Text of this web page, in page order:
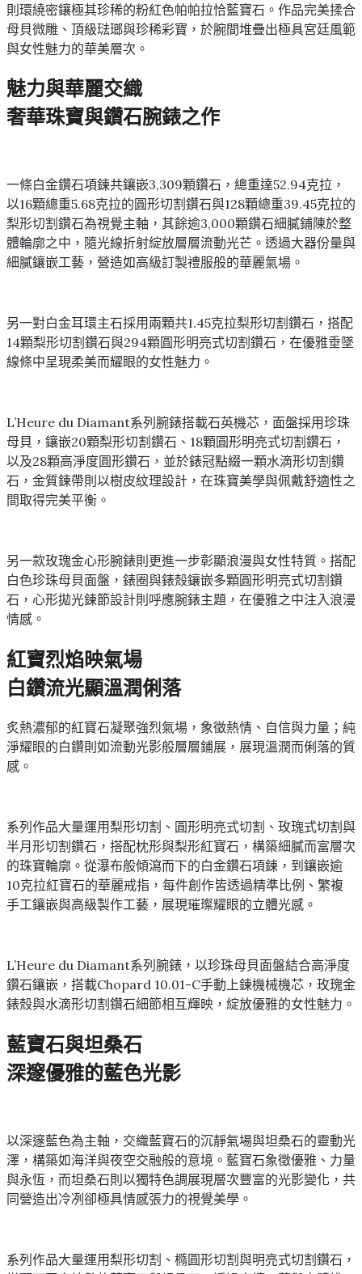
則環繞密鑲極其珍稀的粉紅色帕帕拉恰藍寶石。作品完美揉合
母貝微雕、頂級琺瑯與珍稀彩寶，於腕間堆疊出極具宮廷風範
與女性魅力的華美層次。
魅力與華麗交織
奢華珠寶與鑽石腕錶之作
一條白金鑽石項鍊共鑲嵌3,309顆鑽石，總重達52.94克拉，
以16顆總重5.68克拉的圓形切割鑽石與128顆總重39.45克拉的
梨形切割鑽石為視覺主軸，其餘逾3,000顆鑽石細膩鋪陳於整
體輪廓之中，隨光線折射綻放層層流動光芒。透過大器份量與
細膩鑲嵌工藝，營造如高級訂製禮服般的華麗氣場。
另一對白金耳環主石採用兩顆共1.45克拉梨形切割鑽石，搭配
14顆梨形切割鑽石與294顆圓形明亮式切割鑽石，在優雅垂墜
線條中呈現柔美而耀眼的女性魅力。
L’Heure du Diamant系列腕錶搭載石英機芯，面盤採用珍珠
母貝，鑲嵌20顆梨形切割鑽石、18顆圓形明亮式切割鑽石，
以及28顆高淨度圓形鑽石，並於錶冠點綴一顆水滴形切割鑽
石，金質鍊帶則以樹皮紋理設計，在珠寶美學與佩戴舒適性之
間取得完美平衡。
另一款玫瑰金心形腕錶則更進一步彰顯浪漫與女性特質。搭配
白色珍珠母貝面盤，錶圈與錶殼鑲嵌多顆圓形明亮式切割鑽
石，心形拋光鍊節設計則呼應腕錶主題，在優雅之中注入浪漫
情感。
紅寶烈焰映氣場
白鑽流光顯溫潤俐落
炙熱濃郁的紅寶石凝聚強烈氣場，象徵熱情、自信與力量；純
淨耀眼的白鑽則如流動光影般層層鋪展，展現溫潤而俐落的質
感。
系列作品大量運用梨形切割、圓形明亮式切割、玫瑰式切割與
半月形切割鑽石，搭配枕形與梨形紅寶石，構築細膩而富層次
的珠寶輪廓。從瀑布般傾瀉而下的白金鑽石項鍊，到鑲嵌逾
10克拉紅寶石的華麗戒指，每件創作皆透過精準比例、繁複
手工鑲嵌與高級製作工藝，展現璀璨耀眼的立體光感。
L’Heure du Diamant系列腕錶，以珍珠母貝面盤結合高淨度
鑽石鑲嵌，搭載Chopard 10.01-C手動上鍊機械機芯，玫瑰金
錶殼與水滴形切割鑽石細節相互輝映，綻放優雅的女性魅力。
藍寶石與坦桑石
深邃優雅的藍色光影
以深邃藍色為主軸，交織藍寶石的沉靜氣場與坦桑石的靈動光
澤，構築如海洋與夜空交融般的意境。藍寶石象徵優雅、力量
與永恆，而坦桑石則以獨特色調展現層次豐富的光影變化，共
同營造出冷冽卻極具情感張力的視覺美學。
系列作品大量運用梨形切割、橢圓形切割與明亮式切割鑽石，